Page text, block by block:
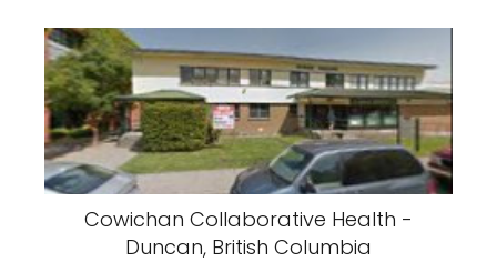
Cowichan Collaborative Health -
Duncan, British Columbia